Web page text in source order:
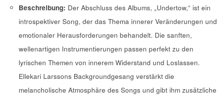
Beschreibung: Der Abschluss des Albums, „Undertow,“ ist ein
introspektiver Song, der das Thema innerer Veränderungen und
emotionaler Herausforderungen behandelt. Die sanften,
wellenartigen Instrumentierungen passen perfekt zu den
lyrischen Themen von innerem Widerstand und Loslassen.
Ellekari Larssons Backgroundgesang verstärkt die
melancholische Atmosphäre des Songs und gibt ihm zusätzliche